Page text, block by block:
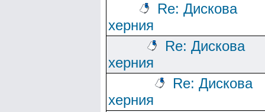
Re: Дискова
херния
Re: Дискова
херния
Re: Дискова
херния